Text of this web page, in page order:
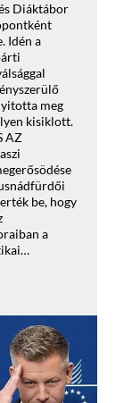
Diáktábor
Idén a
meg
kisiklott.
AZ
be, hogy
a